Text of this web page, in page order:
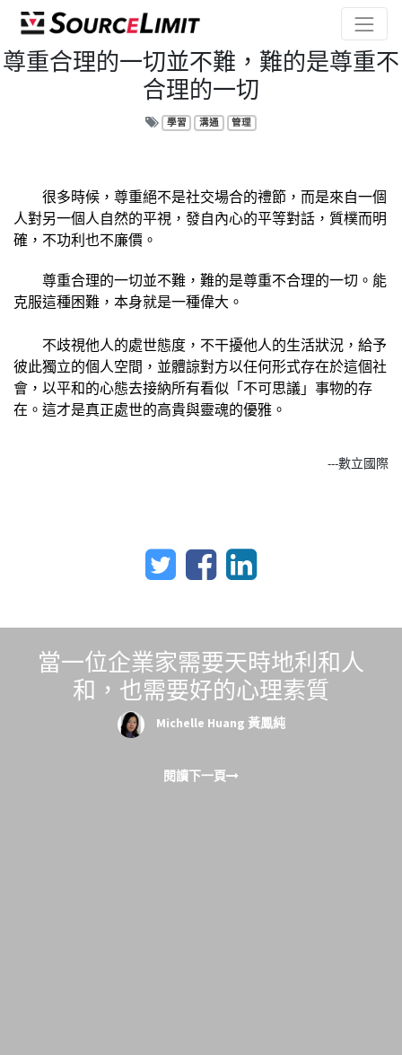
尊重合理的一切並不難，難的是尊重不
合理的一切
學習 溝通 管理
很多時候，尊重絕不是社交場合的禮節，而是來自一個
人對另一個人自然的平視，發自內心的平等對話，質樸而明
確，不功利也不廉價。
尊重合理的一切並不難，難的是尊重不合理的一切。能
克服這種困難，本身就是一種偉大。
​ 不歧視他人的處世態度，不干擾他人的生活狀況，給予
彼此獨立的個人空間，並體諒對方以任何形式存在於這個社
會，以平和的心態去接納所有看似「不可思議」事物的存
在。這才是真正處世的高貴與靈魂的優雅。
---數立國際
當一位企業家需要天時地利和人
和，也需要好的心理素質
Michelle Huang 黃鳳純
閱讀下一頁